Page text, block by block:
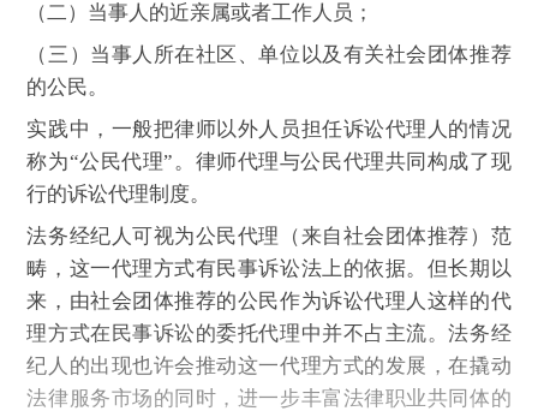
（二）当事人的近亲属或者工作人员；
（三）当事人所在社区、单位以及有关社会团体推荐
的公民。
实践中，一般把律师以外人员担任诉讼代理人的情况
称为“公民代理”。律师代理与公民代理共同构成了现
行的诉讼代理制度。
法务经纪人可视为公民代理（来自社会团体推荐）范
畴，这一代理方式有民事诉讼法上的依据。但长期以
来，由社会团体推荐的公民作为诉讼代理人这样的代
理方式在民事诉讼的委托代理中并不占主流。法务经
纪人的出现也许会推动这一代理方式的发展，在撬动
法律服务市场的同时，进一步丰富法律职业共同体的